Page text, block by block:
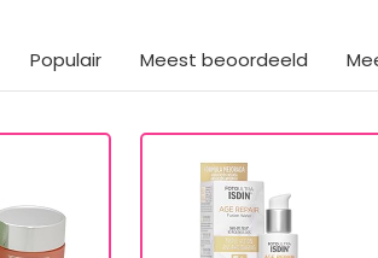
Populair Meest beoordeeld